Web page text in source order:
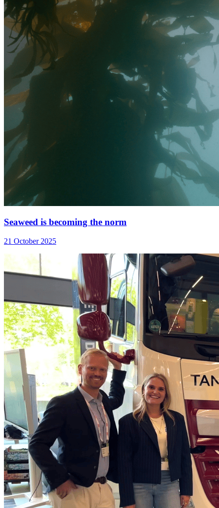
Seaweed is becoming the norm
21 October 2025